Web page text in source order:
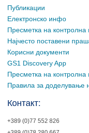
Публикации
Електронско инфо
Пресметка на
Најчесто поставени
Корисни документи
GS1 Discovery App
Пресметка на
Правила за доделување
Контакт:
+389 (0)77 552 826